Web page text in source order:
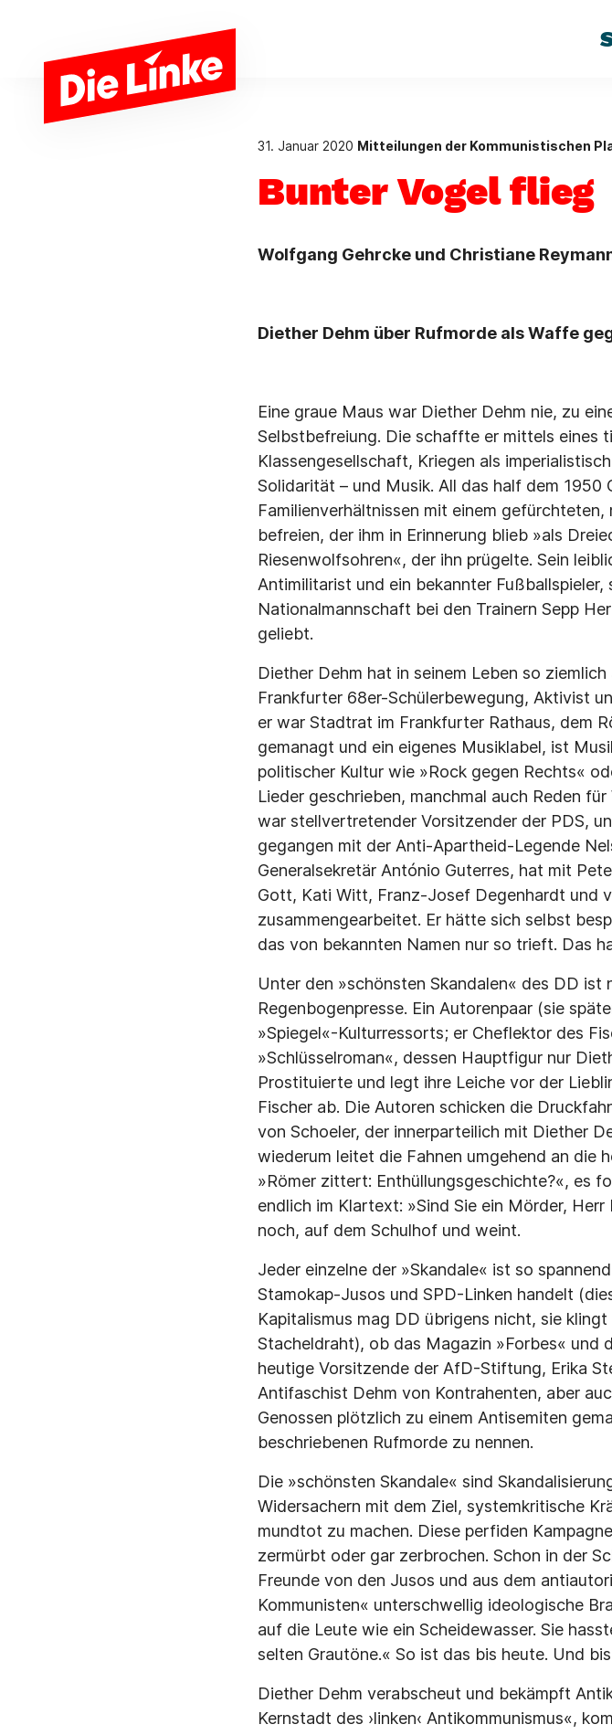
31. Januar 2020 Mitteilungen der Kommunistischen
Bunter Vogel flieg
Wolfgang Gehrcke und Christiane
Diether Dehm über Rufmorde als Waffe
Eine graue Maus war Diether Dehm nie, zu
Selbstbefreiung. Die schaffte er mittels eines
Klassengesellschaft, Kriegen als
Solidarität – und Musik. All das half dem 1950
Familienverhältnissen mit einem
befreien, der ihm in Erinnerung blieb »als
Riesenwolfsohren«, der ihn prügelte. Sein
Antimilitarist und ein bekannter
Nationalmannschaft bei den Trainern Sepp
geliebt.
Diether Dehm hat in seinem Leben so
Frankfurter 68er-Schülerbewegung, Aktivist
er war Stadtrat im Frankfurter Rathaus, dem
gemanagt und ein eigenes Musiklabel, ist
politischer Kultur wie »Rock gegen Rechts«
Lieder geschrieben, manchmal auch Reden
war stellvertretender Vorsitzender der PDS,
gegangen mit der Anti-Apartheid-Legende
Generalsekretär António Guterres, hat mit
Gott, Kati Witt, Franz-Josef Degenhardt und
zusammengearbeitet. Er hätte sich selbst
das von bekannten Namen nur so trieft. Das
Unter den »schönsten Skandalen« des DD ist
Regenbogenpresse. Ein Autorenpaar (sie
»Spiegel«-Kulturressorts; er Cheflektor des
»Schlüsselroman«, dessen Hauptfigur nur
Prostituierte und legt ihre Leiche vor der
Fischer ab. Die Autoren schicken die
von Schoeler, der innerparteilich mit Diether
wiederum leitet die Fahnen umgehend an die
»Römer zittert: Enthüllungsgeschichte?«, es
endlich im Klartext: »Sind Sie ein Mörder,
noch, auf dem Schulhof und weint.
Jeder einzelne der »Skandale« ist so
Stamokap-Jusos und SPD-Linken handelt
Kapitalismus mag DD übrigens nicht, sie
Stacheldraht), ob das Magazin »Forbes«
heutige Vorsitzende der AfD-Stiftung, Erika
Antifaschist Dehm von Kontrahenten, aber
Genossen plötzlich zu einem Antisemiten
beschriebenen Rufmorde zu nennen.
Die »schönsten Skandale« sind
Widersachern mit dem Ziel, systemkritische
mundtot zu machen. Diese perfiden
zermürbt oder gar zerbrochen. Schon in der
Freunde von den Jusos und aus dem
Kommunisten« unterschwellig ideologische
auf die Leute wie ein Scheidewasser. Sie
selten Grautöne.« So ist das bis heute. Und
Diether Dehm verabscheut und bekämpft
Kernstadt des ›linken‹ Antikommunismus«,